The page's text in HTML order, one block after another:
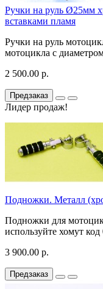
Ручки на руль Ø25мм
вставками пламя
Ручки на руль
мотоцикла с
2 500.00 р.
Предзаказ
Лидер продаж!
Подножки. Металл
Подножки для
используйте хомут код
3 900.00 р.
Предзаказ